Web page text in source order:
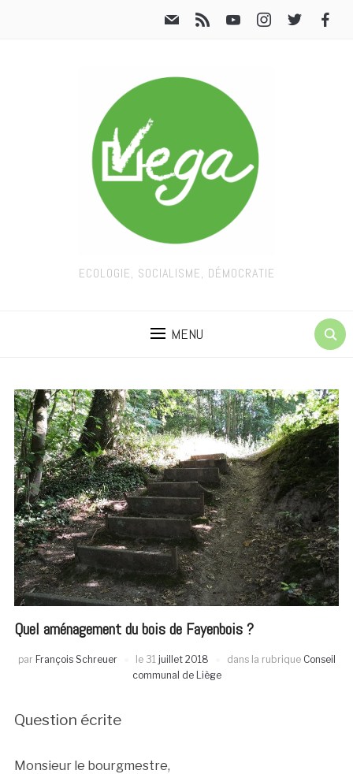
ECOLOGIE, SOCIALISME, DÉMOCRATIE
MENU
Quel aménagement du bois de Fayenbois ?
par François Schreuer le 31 juillet 2018 dans la rubrique Conseil
communal de Liège
Question écrite
Monsieur le bourgmestre,